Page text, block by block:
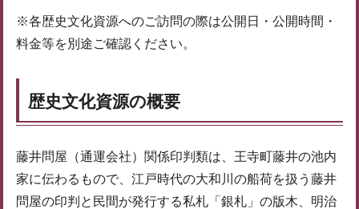
※各歴史文化資源へのご訪問の際は公開日・公開時間・
料金等を別途ご確認ください。
歴史文化資源の概要
藤井問屋（通運会社）関係印判類は、王寺町藤井の池内
家に伝わるもので、江戸時代の大和川の船荷を扱う藤井
問屋の印判と民間が発行する私札「銀札」の版木、明治